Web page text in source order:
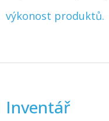
výkonost produktů.
Inventář